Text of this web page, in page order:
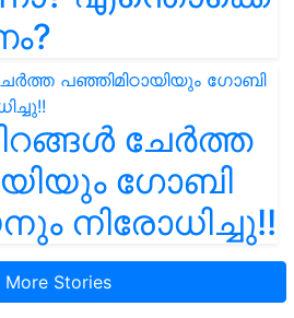
ചേർത്ത
ഗോബി
നിരോധിച്ചു!!
More Stories